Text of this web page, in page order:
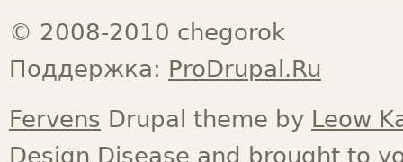
© 2008-2010 chegorok
Поддержка: ProDrupal.Ru
Fervens Drupal theme by Leow
Design Disease and brought to